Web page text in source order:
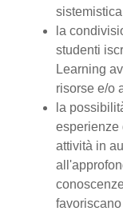
la
studenti
Learning
risorse e/o
la
esperienze
attività in